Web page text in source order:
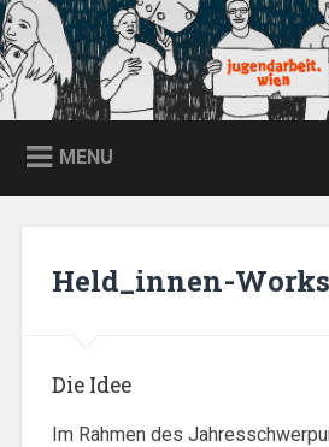
Skip
to
content
Search
jugendarbeit.wien
MENU
Held_innen-
Die Idee
Im Rahmen des